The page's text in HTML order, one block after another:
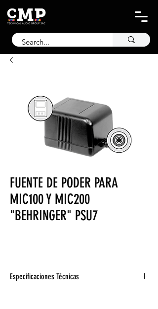
FUENTE DE PODER PARA
MIC100 Y MIC200
"BEHRINGER" PSU7
Especificaciones Técnicas